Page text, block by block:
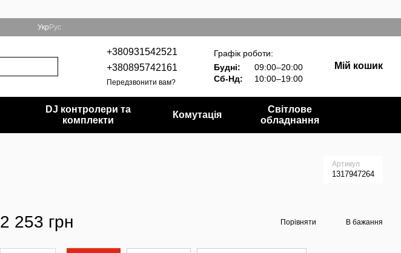
Укр Рус
+380931542521
+380895742161
Передзвонити вам?
Графік роботи:
Будні:
09:00–20:00
Сб-Нд:
10:00–19:00
Мій кошик
DJ контролери та
комплекти
Комутація
Світлове
обладнання
Артикул
1317947264
2 253 грн Порівняти В бажання